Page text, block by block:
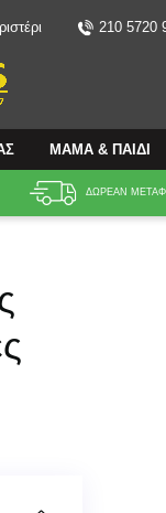
210 5720
ΜΑΜΑ & ΠΑΙΔΙ
ΔΩΡΕΑΝ